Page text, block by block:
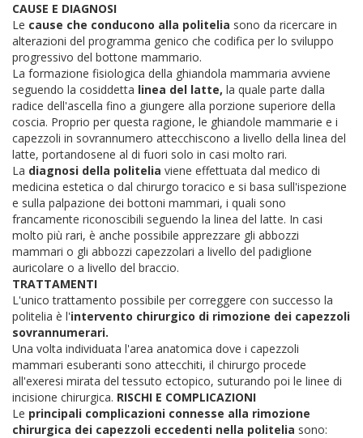
CAUSE E DIAGNOSI
Le cause che conducono alla politelia sono da ricercare in
alterazioni del programma genico che codifica per lo sviluppo
progressivo del bottone mammario.
La formazione fisiologica della ghiandola mammaria avviene
seguendo la cosiddetta linea del latte, la quale parte dalla
radice dell'ascella fino a giungere alla porzione superiore della
coscia. Proprio per questa ragione, le ghiandole mammarie e i
capezzoli in sovrannumero attecchiscono a livello della linea del
latte, portandosene al di fuori solo in casi molto rari.
La diagnosi della politelia viene effettuata dal medico di
medicina estetica o dal chirurgo toracico e si basa sull'ispezione
e sulla palpazione dei bottoni mammari, i quali sono
francamente riconoscibili seguendo la linea del latte. In casi
molto più rari, è anche possibile apprezzare gli abbozzi
mammari o gli abbozzi capezzolari a livello del padiglione
auricolare o a livello del braccio.
TRATTAMENTI
L'unico trattamento possibile per correggere con successo la
politelia è l'intervento chirurgico di rimozione dei capezzoli
sovrannumerari.
Una volta individuata l'area anatomica dove i capezzoli
mammari esuberanti sono attecchiti, il chirurgo procede
all'exeresi mirata del tessuto ectopico, suturando poi le linee di
incisione chirurgica. RISCHI E COMPLICAZIONI
Le principali complicazioni connesse alla rimozione
chirurgica dei capezzoli eccedenti nella politelia sono: